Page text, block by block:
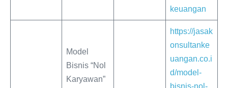
keuangan
Model
Bisnis “Nol
Karyawan”
https://jasak
onsultanke
uangan.co.i
d/model-
bisnis-nol-